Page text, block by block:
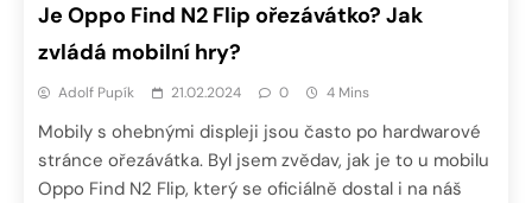
Je Oppo Find N2 Flip ořezávátko? Jak
zvládá mobilní hry?
Adolf Pupík 21.02.2024 0 4 Mins
Mobily s ohebnými displeji jsou často po hardwarové
stránce ořezávátka. Byl jsem zvědav, jak je to u mobilu
Oppo Find N2 Flip, který se oficiálně dostal i na náš